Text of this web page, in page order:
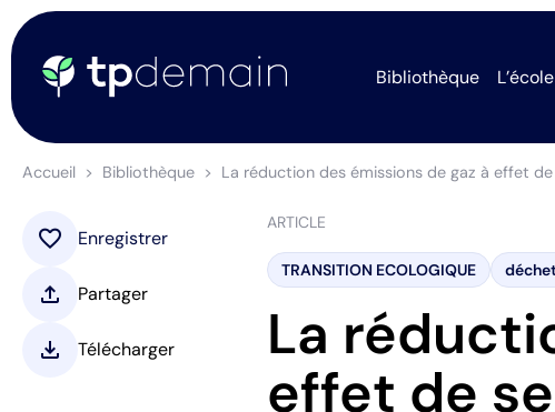
Bibliothèque L’école
Accueil Bibliothèque La réduction des émissions de gaz à effet
ARTICLE
TRANSITION ECOLOGIQUE
La
effet de
favorite Enregistrer
upload Partager
download Télécharger